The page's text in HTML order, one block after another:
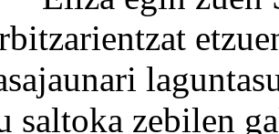
saltoka zebilen